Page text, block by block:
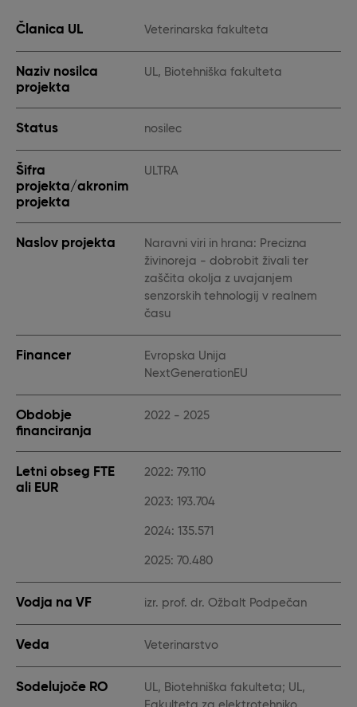
Članica UL Veterinarska fakulteta
Naziv nosilca
projekta
UL, Biotehniška fakulteta
Status nosilec
Šifra
projekta/akronim
projekta
ULTRA
Naslov projekta
Naravni viri in hrana: Precizna
živinoreja - dobrobit živali ter
zaščita okolja z uvajanjem
senzorskih tehnologij v realnem
času
Financer
Evropska Unija
NextGenerationEU
Obdobje
financiranja
2022 - 2025
Letni obseg FTE
ali EUR
2022: 79.110
2023: 193.704
2024: 135.571
2025: 70.480
Vodja na VF izr. prof. dr. Ožbalt Podpečan
Veda Veterinarstvo
Sodelujoče RO
UL, Biotehniška fakulteta; UL,